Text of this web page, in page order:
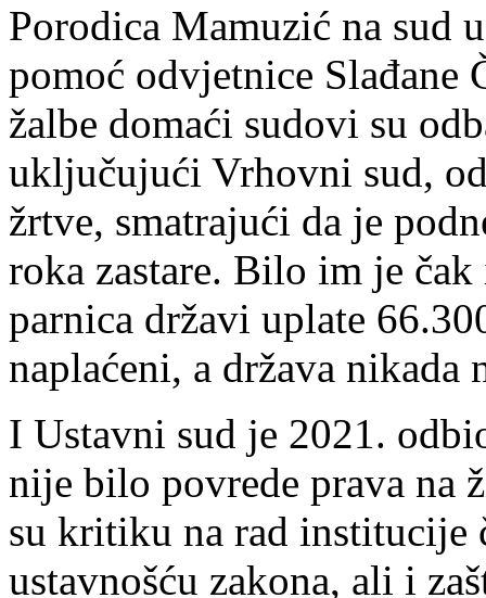
Porodica Mamuzić na sud
pomoć odvjetnice Slađane
žalbe domaći sudovi su
uključujući Vrhovni sud,
žrtve, smatrajući da je
roka zastare. Bilo im je
parnica državi uplate
naplaćeni, a država
I Ustavni sud je 2021.
nije bilo povrede prava na
su kritiku na rad institucije
ustavnošću zakona, ali i